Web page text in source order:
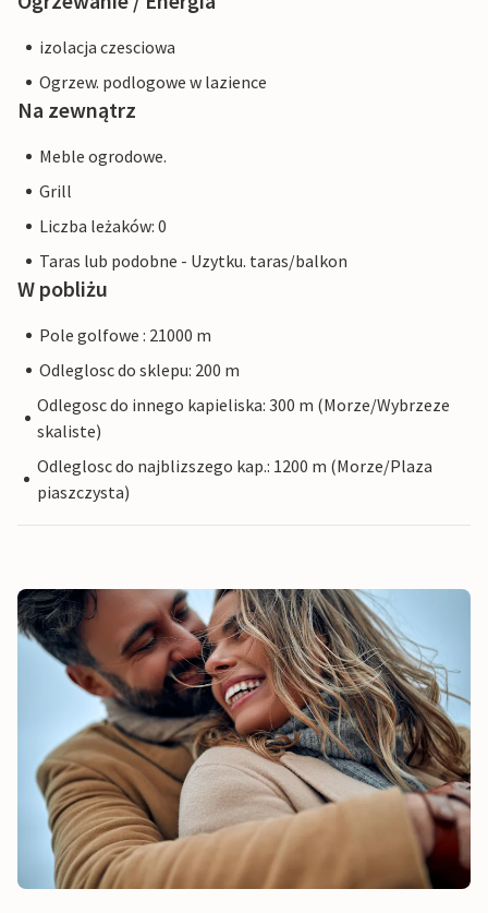
izolacja czesciowa
Ogrzew. podlogowe w lazience
Na zewnątrz
Meble ogrodowe.
Grill
Liczba leżaków: 0
Taras lub podobne - Uzytku. taras/balkon
W pobliżu
Pole golfowe : 21000 m
Odleglosc do sklepu: 200 m
Odlegosc do innego kapieliska: 300 m (Morze/Wybrzeze
skaliste)
Odleglosc do najblizszego kap.: 1200 m (Morze/Plaza
piaszczysta)